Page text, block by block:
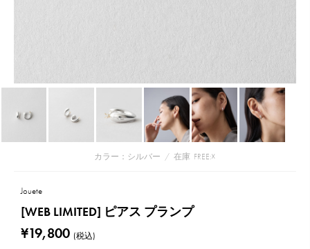
カラー：シルバー / 在庫 FREE:☓
Jouete
[WEB LIMITED] ピアス プランプ
¥19,800 (税込)